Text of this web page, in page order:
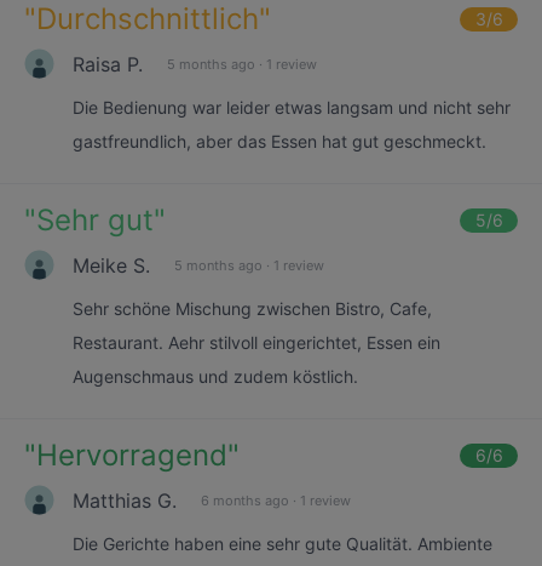
"Durchschnittlich" 3/6
Raisa P. 5 months ago · 1 review
Die Bedienung war leider etwas langsam und nicht sehr
gastfreundlich, aber das Essen hat gut geschmeckt.
"Sehr gut" 5/6
Meike S. 5 months ago · 1 review
Sehr schöne Mischung zwischen Bistro, Cafe,
Restaurant. Aehr stilvoll eingerichtet, Essen ein
Augenschmaus und zudem köstlich.
"Hervorragend" 6/6
Matthias G. 6 months ago · 1 review
Die Gerichte haben eine sehr gute Qualität. Ambiente